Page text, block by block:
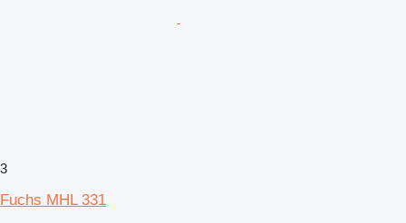
3
Fuchs MHL 331